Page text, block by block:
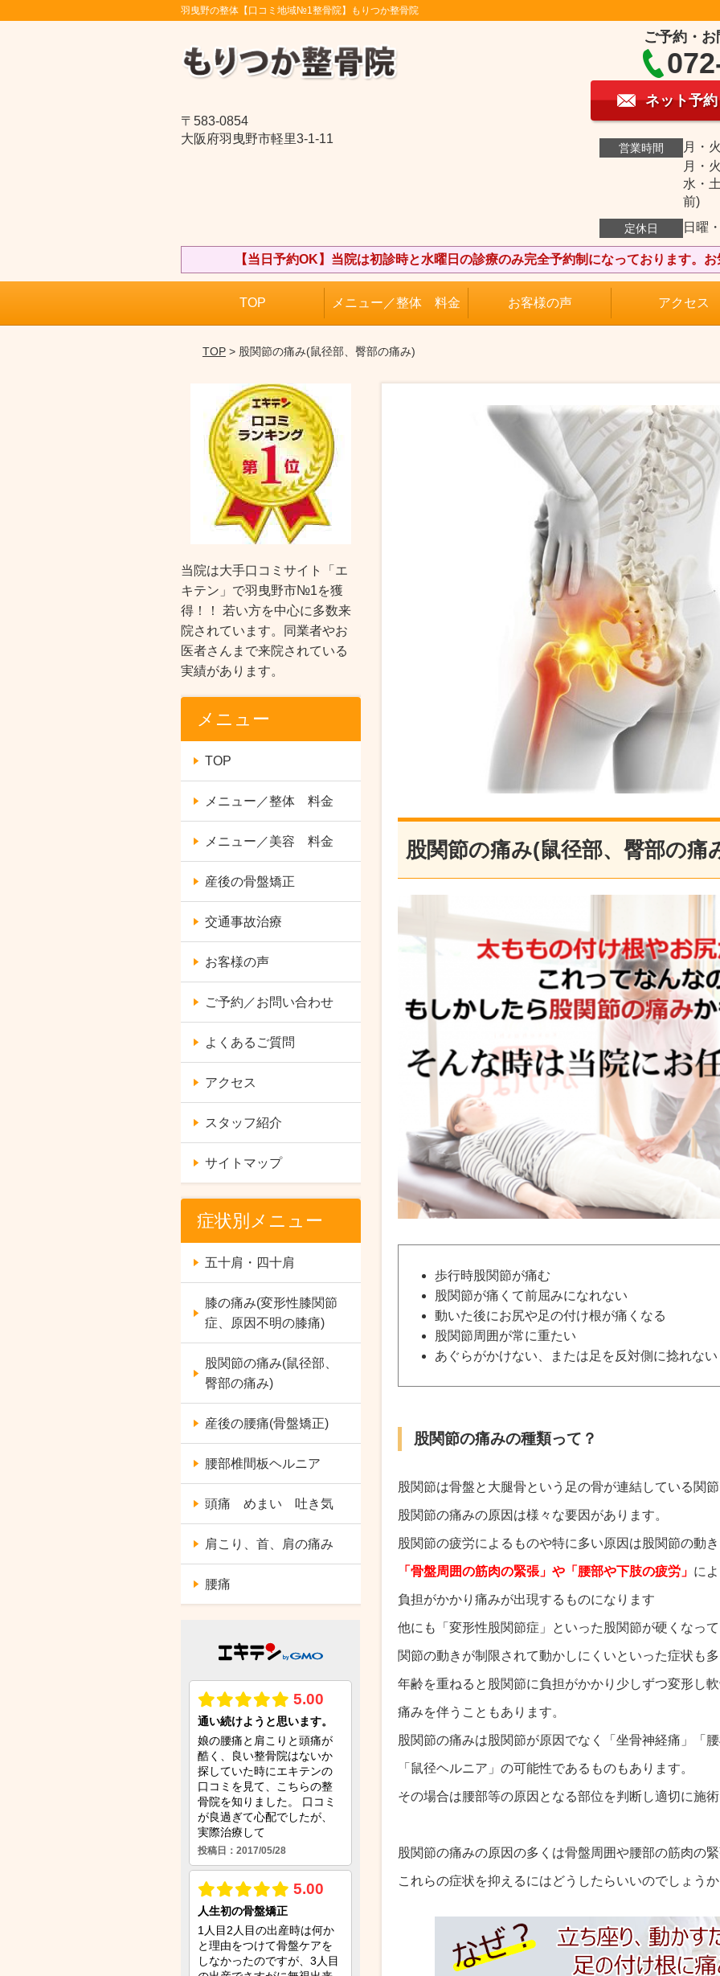
羽曳野の整体【口コミ地域№1整骨院】もりつか整骨院
〒583-0854
大阪府羽曳野市軽里3-1-11
ご予約・
ネット予約
営業時間
月・
月・
水・
前)
定休日 日曜
【当日予約OK】当院は初診時と水曜日の診療のみ完全予約制になっております。
TOP メニュー／整体 料金 お客様の声 アクセス
TOP> 股関節の痛み(鼠径部、臀部の痛み)
股関節の痛み(鼠径部、臀部の痛
歩行時股関節が痛む
股関節が痛くて前屈みになれない
動いた後にお尻や足の付け根が痛くなる
股関節周囲が常に重たい
あぐらがかけない、または足を反対側に捻れない
股関節の痛みの種類って？
股関節は骨盤と大腿骨という足の骨が連結している関
股関節の痛みの原因は様々な要因があります。
股関節の疲労によるものや特に多い原因は股関節の動
「骨盤周囲の筋肉の緊張」や「腰部や下肢の疲労」 に
負担がかかり痛みが出現するものになります
他にも「変形性股関節症」といった股関節が硬くなっ
関節の動きが制限されて動かしにくいといった症状も
年齢を重ねると股関節に負担がかかり少しずつ変形し
痛みを伴うこともあります。
股関節の痛みは股関節が原因でなく「坐骨神経痛」「
「鼠径ヘルニア」の可能性であるものもあります。
その場合は腰部等の原因となる部位を判断し適切に施
股関節の痛みの原因の多くは骨盤周囲や腰部の筋肉の
これらの症状を抑えるにはどうしたらいいのでしょう
当院は大手口コミサイト「エ
キテン」で羽曳野市№1を獲
得！！ 若い方を中心に多数来
院されています。同業者やお
医者さんまで来院されている
実績があります。
メニュー
TOP
メニュー／整体 料金
メニュー／美容 料金
産後の骨盤矯正
交通事故治療
お客様の声
ご予約／お問い合わせ
よくあるご質問
アクセス
スタッフ紹介
サイトマップ
症状別メニュー
五十肩・四十肩
膝の痛み(変形性膝関節
症、原因不明の膝痛)
股関節の痛み(鼠径部、
臀部の痛み)
産後の腰痛(骨盤矯正)
腰部椎間板ヘルニア
頭痛 めまい 吐き気
肩こり、首、肩の痛み
腰痛